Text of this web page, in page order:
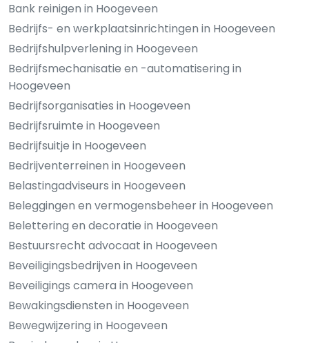
Bank reinigen in Hoogeveen
Bedrijfs- en werkplaatsinrichtingen in Hoogeveen
Bedrijfshulpverlening in Hoogeveen
Bedrijfsmechanisatie en -automatisering in
Hoogeveen
Bedrijfsorganisaties in Hoogeveen
Bedrijfsruimte in Hoogeveen
Bedrijfsuitje in Hoogeveen
Bedrijventerreinen in Hoogeveen
Belastingadviseurs in Hoogeveen
Beleggingen en vermogensbeheer in Hoogeveen
Belettering en decoratie in Hoogeveen
Bestuursrecht advocaat in Hoogeveen
Beveiligingsbedrijven in Hoogeveen
Beveiligings camera in Hoogeveen
Bewakingsdiensten in Hoogeveen
Bewegwijzering in Hoogeveen